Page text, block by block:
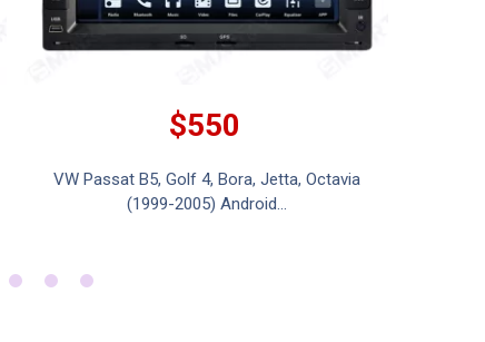
$550
VW Passat B5, Golf 4, Bora, Jetta, Octavia
(1999-2005) Android...